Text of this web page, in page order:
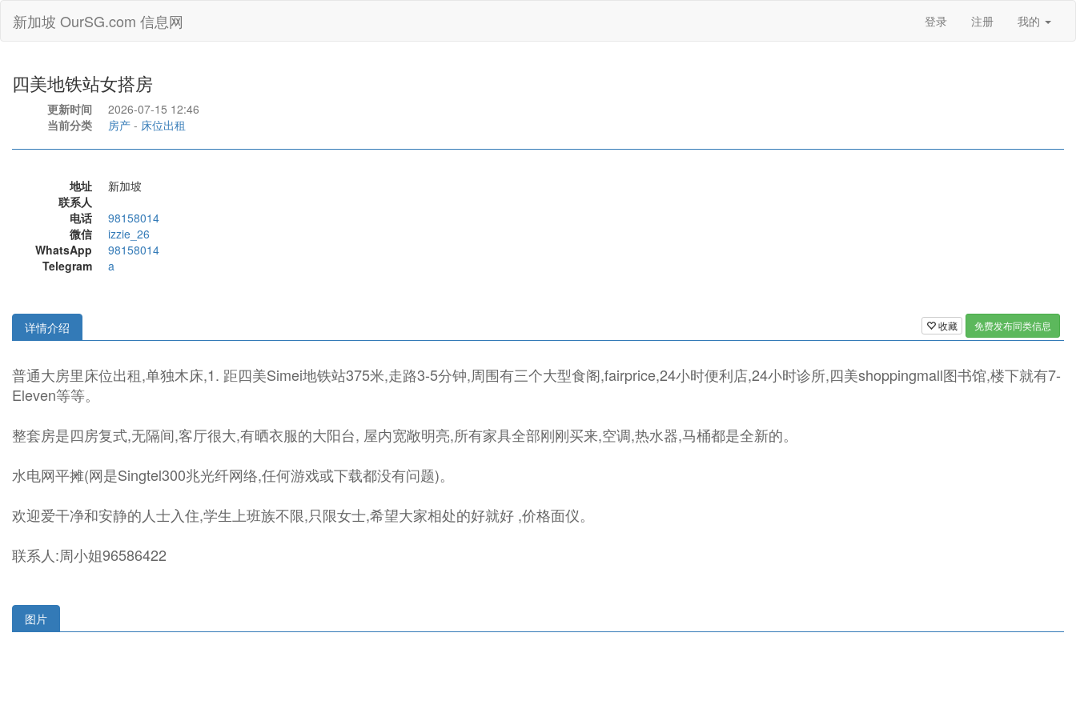
新加坡 OurSG.com 信息网 登录 注册 我的
四美地铁站女搭房
更新时间
2026-07-15 12:46
当前分类
房产 - 床位出租
地址
新加坡
联系人
电话
98158014
微信
izzie_26
WhatsApp
98158014
Telegram
a
收藏 免费发布同类信息
详情介绍
普通大房里床位出租,单独木床,1. 距四美Simei地铁站375米,走路3-5分钟,周围有三个大型食阁,fairprice,24小时便利店,24小时诊所,四美shoppingmall图书馆,楼下就有7-
Eleven等等。
整套房是四房复式,无隔间,客厅很大,有晒衣服的大阳台, 屋内宽敞明亮,所有家具全部刚刚买来,空调,热水器,马桶都是全新的。
水电网平摊(网是Singtel300兆光纤网络,任何游戏或下载都没有问题)。
欢迎爱干净和安静的人士入住,学生上班族不限,只限女士,希望大家相处的好就好 ,价格面仪。
联系人:周小姐96586422
图片